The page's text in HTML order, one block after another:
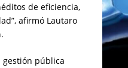
de eficiencia,
afirmó Lautaro
gestión pública